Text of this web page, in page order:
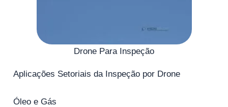
Drone Para Inspeção
Aplicações Setoriais da Inspeção por Drone
Óleo e Gás